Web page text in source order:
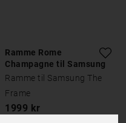
Ramme Rome
Champagne til Samsung
The Frame
Ramme til Samsung The
Frame
1999 kr